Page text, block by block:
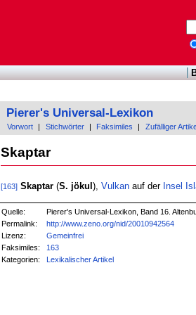
Pierer's Universal-Lexikon
Vorwort Stichwörter Faksimiles Zufälliger
Skaptar
[163] Skaptar(S. jökul ), Vulkanauf der Insel
Quelle:
Pierer's Universal-Lexikon, Band 16.
Permalink:
http://www.zeno.org/nid/20010942564
Lizenz:
Gemeinfrei
Faksimiles:
163
Kategorien:
Lexikalischer Artikel